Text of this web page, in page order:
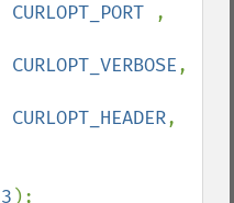
CURLOPT_PORT
CURLOPT_VERBOSE
CURLOPT_HEADER
3